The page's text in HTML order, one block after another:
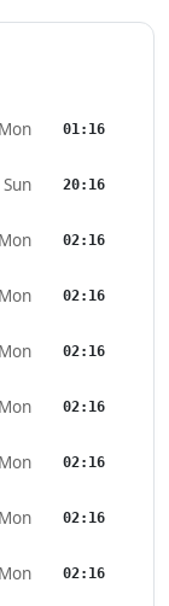
Mon 01:16
Sun 20:16
Mon 02:16
Mon 02:16
Mon 02:16
Mon 02:16
Mon 02:16
Mon 02:16
Mon 02:16